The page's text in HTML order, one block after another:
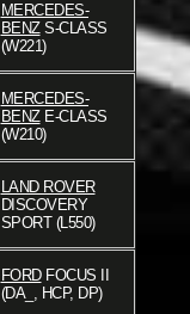
MERCEDES-
BENZS-CLASS
(W221)
MERCEDES-
BENZE-CLASS
(W210)
LAND ROVER
DISCOVERY
SPORT (L550)
FORDFOCUS II
(DA_, HCP, DP)